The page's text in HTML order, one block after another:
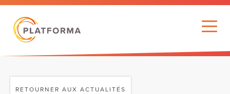
RETOURNER AUX ACTUALITÉS